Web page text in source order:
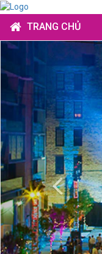
TRANG CHỦ
Previous